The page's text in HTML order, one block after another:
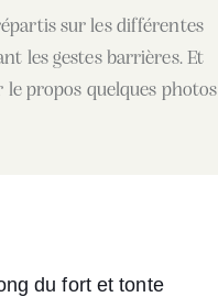
sur les différentes
les gestes barrières. Et
le propos quelques photos
du fort et tonte